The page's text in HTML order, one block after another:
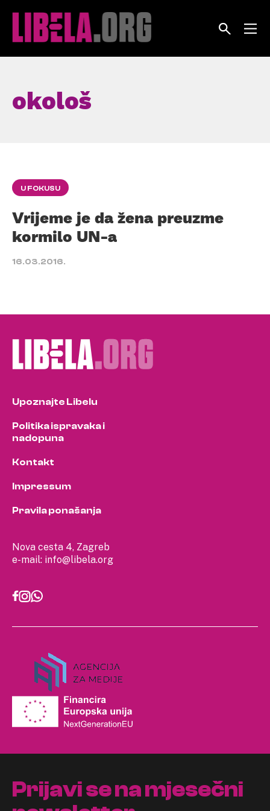
okološ
U FOKUSU
Vrijeme je da žena preuzme
kormilo UN-a
16.03.2016.
Nova cesta 4, Zagreb
e-mail: info@libela.org
Upoznajte Libelu
Politika ispravaka i
nadopuna
Kontakt
Impressum
Pravila ponašanja
Prijavi se na mjesečni